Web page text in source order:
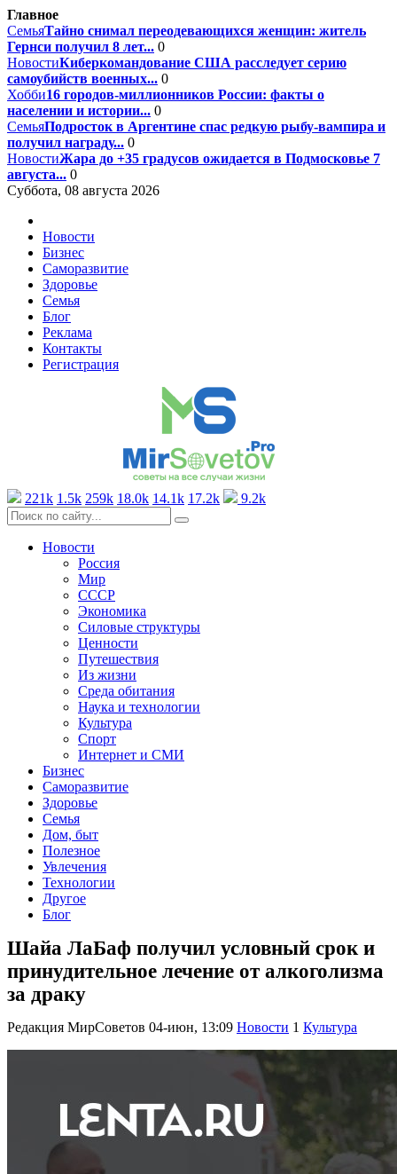
Главное
СемьяТайно снимал переодевающихся женщин: житель
Гернси получил 8 лет... 0
НовостиКиберкомандование США расследует серию
самоубийств военных... 0
Хобби16 городов-миллионников России: факты о
населении и истории... 0
СемьяПодросток в Аргентине спас редкую рыбу-вампира и
получил награду... 0
НовостиЖара до +35 градусов ожидается в Подмосковье 7
августа... 0
Суббота, 08 августа 2026
Новости
Бизнес
Саморазвитие
Здоровье
Семья
Блог
Реклама
Контакты
Регистрация
221k 1.5k 259k 18.0k 14.1k 17.2k 9.2k
Новости
Россия
Мир
СССР
Экономика
Силовые структуры
Ценности
Путешествия
Из жизни
Среда обитания
Наука и технологии
Культура
Спорт
Интернет и СМИ
Бизнес
Саморазвитие
Здоровье
Семья
Дом, быт
Полезное
Увлечения
Технологии
Другое
Блог
Шайа ЛаБаф получил условный срок и
принудительное лечение от алкоголизма
за драку
Редакция МирСоветов 04-июн, 13:09 Новости 1 Культура